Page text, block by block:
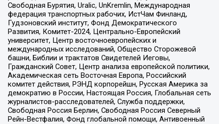
Свободная Бурятия, Uralic, UnKremlin, Международная
федерация транспортных рабочих, ИстЧам Финланд,
Гудзоновский институт, Фонд Демократического
Развития, Комитет-2024, Центрально-Европейский
университет, Центр восточноевропейских и
международных исследований, Общество Сторожевой
башни, Библии и трактатов Свидетелей Иеговы,
Гражданский Совет, Центр анализа европейской политики,
Академическая сеть Восточная Европа, Российский
комитет действия, РЭНД корпорейшн, Русская Америка за
демократию в России, Настоящая Россия, Глобальная сеть
журналистов-расследователей, Служба поддержки,
Свободная Россия Берлин, Свободная Россия Северный
Рейн-Вестфалия, Фонд глобальной помощи, Антивоенный